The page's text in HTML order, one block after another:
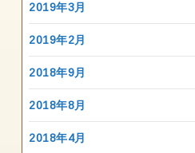
2019年3月
2019年2月
2018年9月
2018年8月
2018年4月